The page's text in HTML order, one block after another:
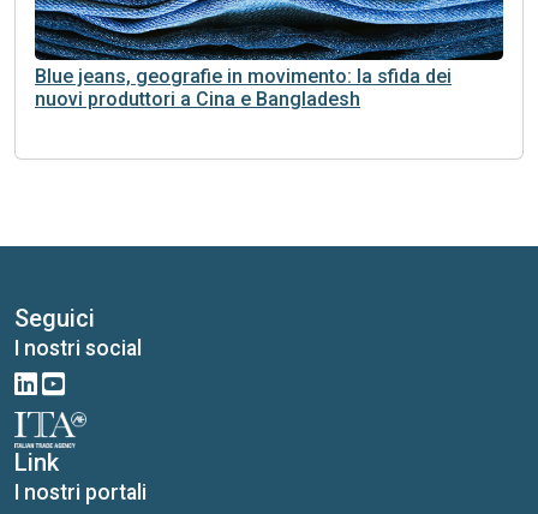
Blue jeans, geografie in movimento: la sfida dei
nuovi produttori a Cina e Bangladesh
Seguici
I nostri social
Link
I nostri portali